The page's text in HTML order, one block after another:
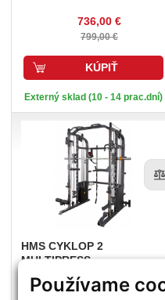
Používame
736,00 €
799,00 €
KÚPIŤ
Externý sklad (10 - 14 prac.dní)
HMS CYKLOP 2
MULTIPRESS
3 167,66 €